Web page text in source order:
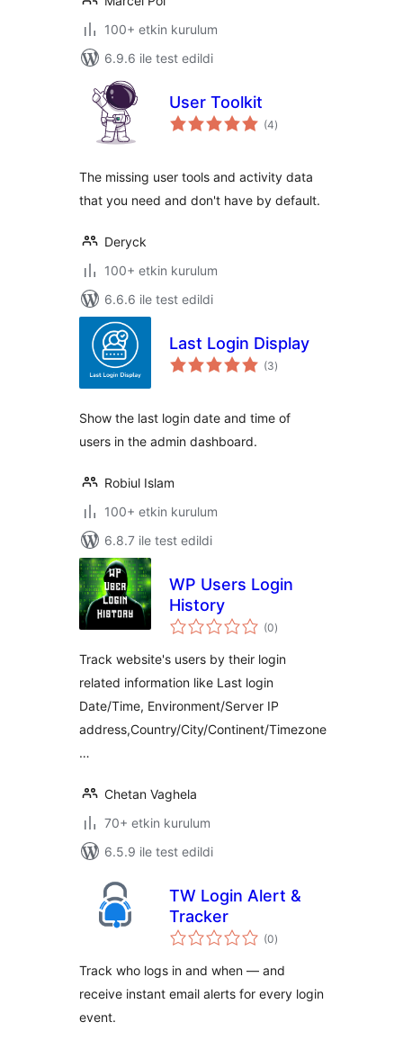
100+ etkin kurulum
6.9.6 ile test edildi
User Toolkit
(4toplam
puan
)
The missing user tools and activity data
that you need and don't have by default.
Deryck
100+ etkin kurulum
6.6.6 ile test edildi
Last Login Display
(3toplam
puan
)
Show the last login date and time of
users in the admin dashboard.
Robiul Islam
100+ etkin kurulum
6.8.7 ile test edildi
WP Users Login
History
(0toplam
puan
)
Track website's users by their login
related information like Last login
Date/Time, Environment/Server IP
address,Country/City/Continent/Timezone
…
Chetan Vaghela
70+ etkin kurulum
6.5.9 ile test edildi
TW Login Alert &
Tracker
(0toplam
puan
)
Track who logs in and when — and
receive instant email alerts for every login
event.